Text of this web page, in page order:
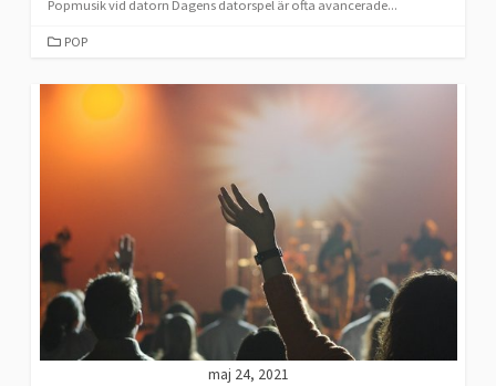
Popmusik vid datorn Dagens datorspel är ofta avancerade...
CATEGORIES
POP
maj 24, 2021